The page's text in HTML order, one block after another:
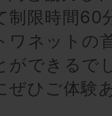
制限時間60
ワネットの
ができるで
ぜひご体験